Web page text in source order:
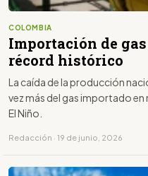
COLOMBIA
Importación de
récord histórico
La caída de la producción
vez más del gas importado
El Niño.
Redacción · 19 de junio, 2026